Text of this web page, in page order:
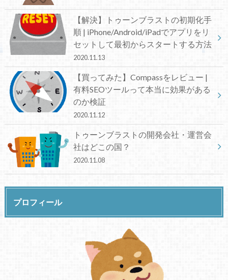
【解決】トゥーンブラストの初期化手
順 | iPhone/Android/iPadでアプリをリ
セットして最初からスタートする方法
2020.11.13
【買ってみた】Compassをレビュー |
有料SEOツールって本当に効果がある
のか検証
2020.11.12
トゥーンブラストの開発会社・運営会
社はどこの国？
2020.11.08
プロフィール